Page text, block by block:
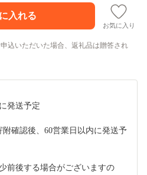
お気に入り
込いただいた場合、返礼品は贈答され
発送予定
確認後、60営業日以内に発送予
前後する場合がございますの